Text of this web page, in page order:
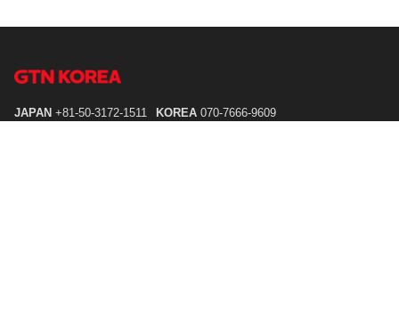
JAPAN +81-50-3172-1511 KOREA 070-7666-9609